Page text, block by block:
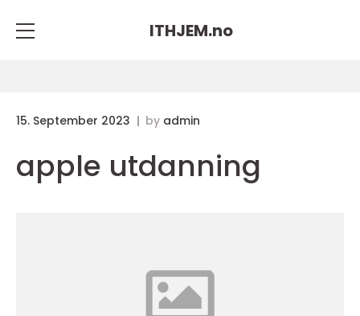
ITHJEM.no
15. September 2023 by admin
apple utdanning